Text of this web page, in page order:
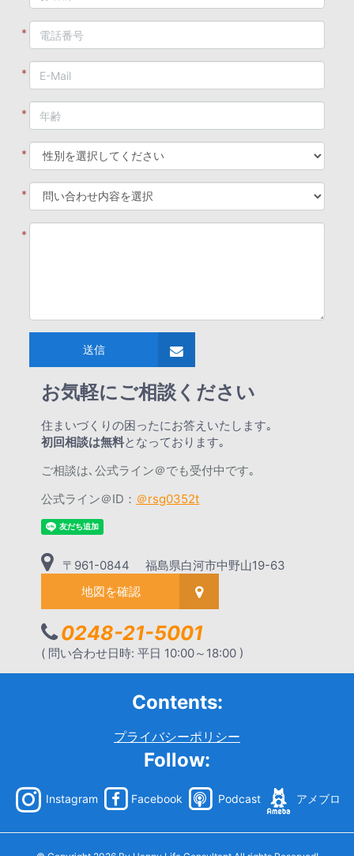
*
*
*
*
*
*
送信
お気軽にご相談ください
住まいづくりの困ったにお答えいたします｡
初回相談は無料となっております｡
ご相談は､公式ライン＠でも受付中です｡
公式ライン＠ID： ＠rsg0352t
〒961-0844 福島県白河市中野山19-63
地図を確認
0248-21-5001
( 問い合わせ日時: 平日 10:00～18:00 )
Contents:
プライバシーポリシー
Follow:
Instagram Facebook Podcast アメブロ